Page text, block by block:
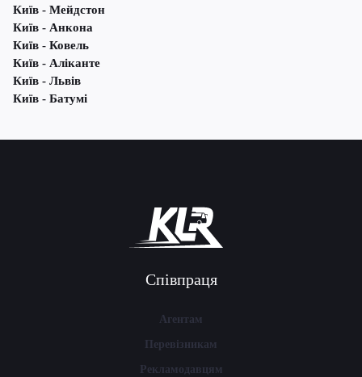
Київ - Мейдстон
Київ - Анкона
Київ - Ковель
Київ - Аліканте
Київ - Львів
Київ - Батумі
Співпраця
Агентам
Перевізникам
Рекламодавцям